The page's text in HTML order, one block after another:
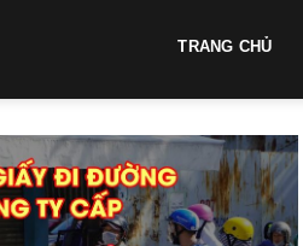
TRANG CHỦ